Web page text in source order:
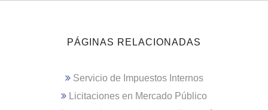
PÁGINAS RELACIONADAS
Servicio de Impuestos Internos
Licitaciones en Mercado Público